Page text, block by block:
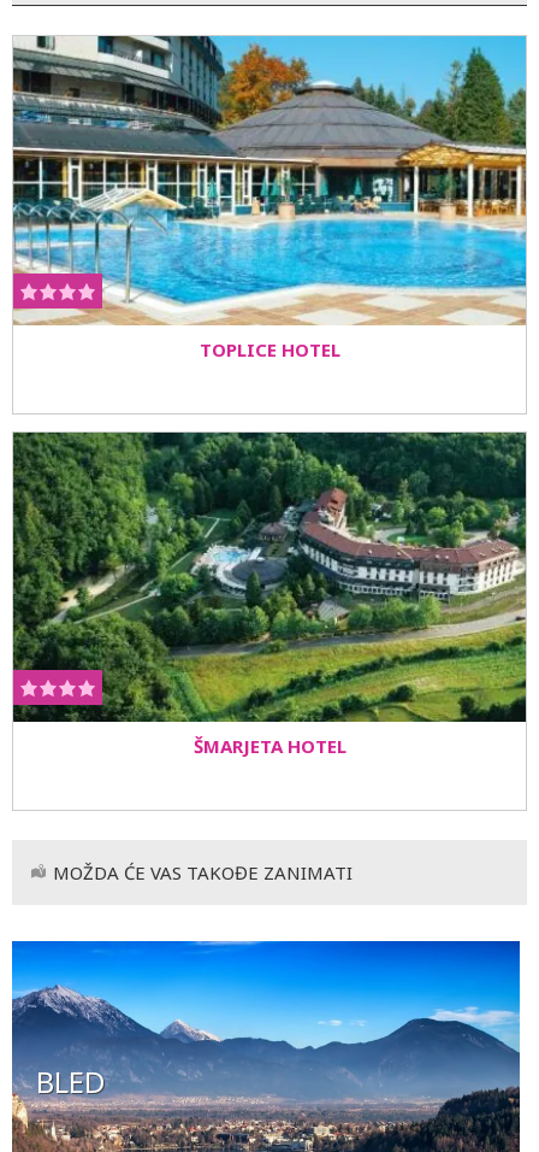
omogućava da se voda u njemu u celosti zameni na
svakih nekoliko sati.
TOPLICE HOTEL
ŠMARJETA HOTEL
MOŽDA ĆE VAS TAKOĐE ZANIMATI
BLED